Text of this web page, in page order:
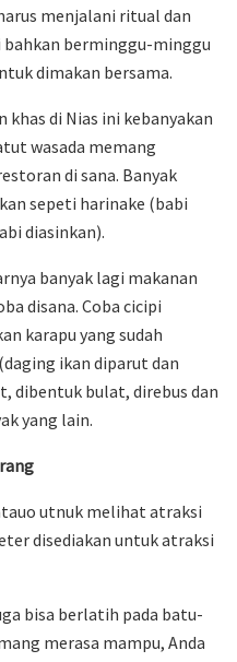
menjalani ritual dan
berminggu-minggu
dimakan bersama.
khas di Nias ini kebanyakan
wasada memang
di sana. Banyak
sepeti harinake (babi
diasinkan).
banyak lagi makanan
disana. Coba cicipi
karapu yang sudah
ikan diparut dan
dibentuk bulat, direbus dan
yang lain.
utnuk melihat atraksi
disediakan untuk atraksi
bisa berlatih pada batu-
merasa mampu, Anda